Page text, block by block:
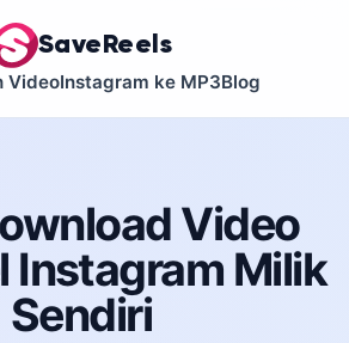
SaveReels
VideoInstagram ke MP3Blog
Video
Instagram Milik
Sendiri